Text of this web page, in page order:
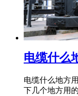
电缆什么
电缆什么地方
下几个地方用